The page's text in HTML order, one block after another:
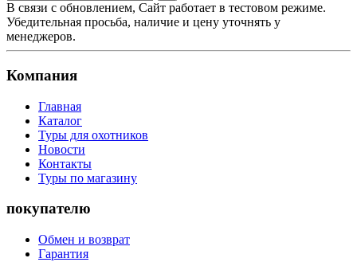
В связи с обновлением, Сайт работает в тестовом режиме.
Убедительная просьба, наличие и цену уточнять у
менеджеров.
Компания
Главная
Каталог
Туры для охотников
Новости
Контакты
Туры по магазину
покупателю
Обмен и возврат
Гарантия